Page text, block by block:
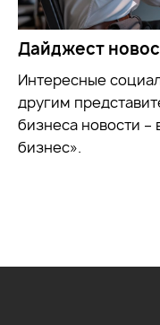
Дайджест
Интересные
другим
бизнеса новости –
бизнес».